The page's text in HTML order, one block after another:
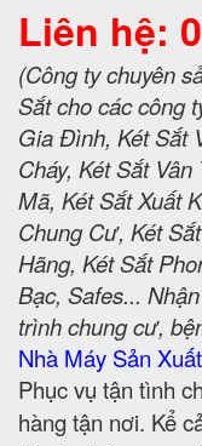
Liên hệ:
(Công ty chuyên
Sắt cho các công
Gia Đình, Két Sắt
Cháy, Két Sắt
Mã, Két Sắt Xuất
Chung Cư, Két
Hãng, Két Sắt
Bạc, Safes...
trình chung cư,
Nhà Máy Sản
Phục vụ tận tình
hàng tận nơi. Kể